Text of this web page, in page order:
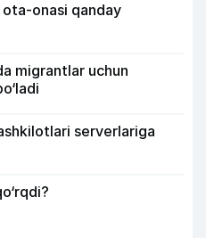
onasi qanday
migrantlar uchun
serverlariga